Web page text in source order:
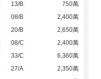
13/B
750萬
08/B
2,400萬
20/B
2,650萬
08/C
2,400萬
33/C
6,360萬
27/A
2,350萬